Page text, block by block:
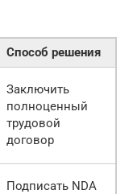
Способ решения
Заключить
полноценный
трудовой
договор
Подписать NDA